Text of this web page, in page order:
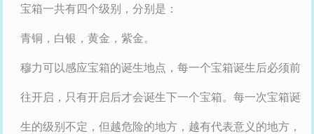
宝箱一共有四个级别，分别是：
青铜，白银，黄金，紫金。
穆力可以感应宝箱的诞生地点，每一个宝箱诞生后必须前
往开启，只有开启后才会诞生下一个宝箱。每一次宝箱诞
生的级别不定，但越危险的地方，越有代表意义的地方，